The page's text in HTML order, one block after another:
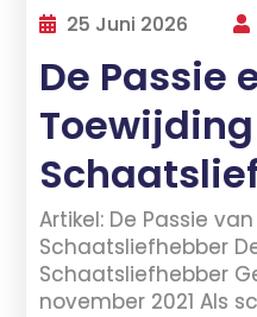
25 Juni 2026
De Passie
Artikel: De Passie
Schaatsliefhebber
Schaatsliefhebber
november 2021 Als